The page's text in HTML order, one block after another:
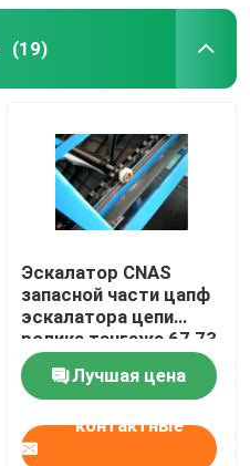
(19)
Эскалатор CNAS
запасной части цапф
эскалатора цепи
ролика тангажа 67,73
твердый
Лучшая цена
контактные